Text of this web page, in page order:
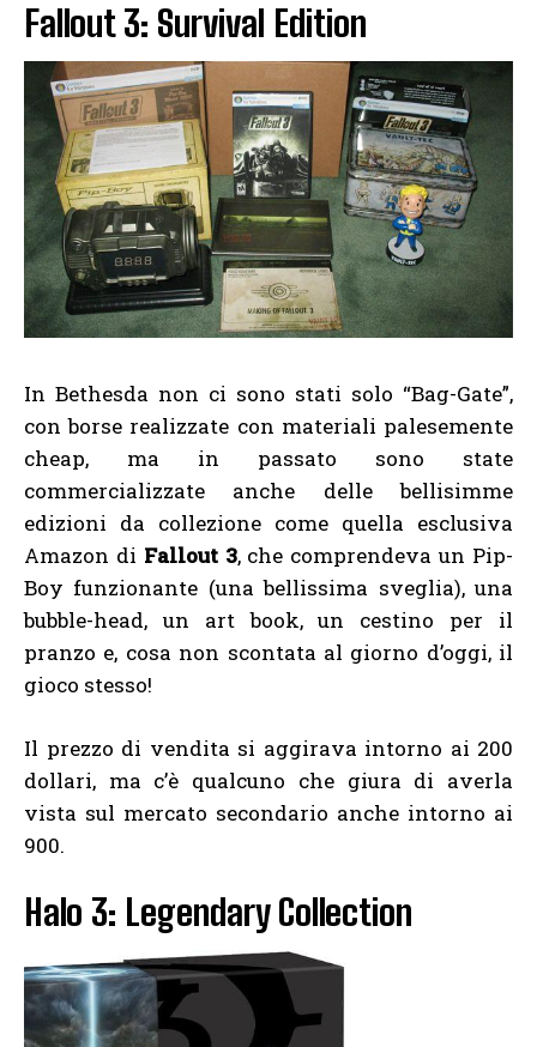
Fallout 3: Survival Edition
In Bethesda non ci sono stati solo “Bag-Gate”,
con borse realizzate con materiali palesemente
cheap, ma in passato sono state
commercializzate anche delle bellisimme
edizioni da collezione come quella esclusiva
Amazon di Fallout 3, che comprendeva un Pip-
Boy funzionante (una bellissima sveglia), una
bubble-head, un art book, un cestino per il
pranzo e, cosa non scontata al giorno d’oggi, il
gioco stesso!
Il prezzo di vendita si aggirava intorno ai 200
dollari, ma c’è qualcuno che giura di averla
vista sul mercato secondario anche intorno ai
900.
Halo 3: Legendary Collection